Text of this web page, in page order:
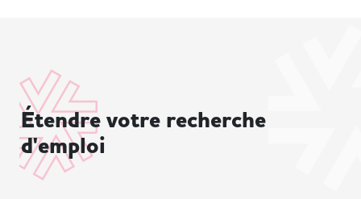
Étendre votre recherche
d'emploi